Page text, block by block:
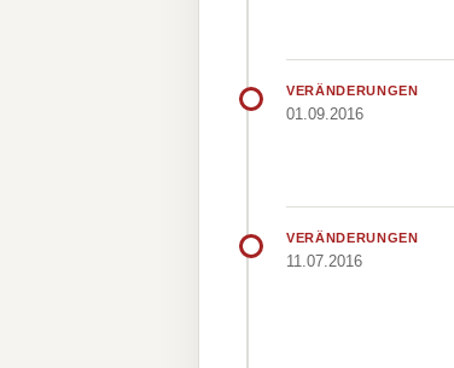
VERÄNDERUNGEN
01.09.2016
VERÄNDERUNGEN
11.07.2016